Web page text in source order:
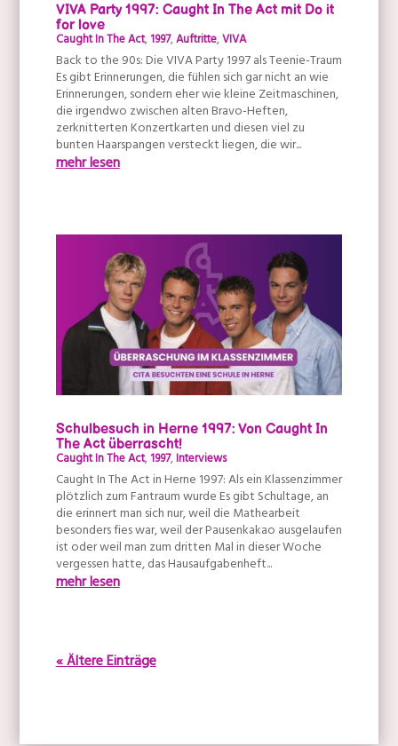
VIVA Party 1997: Caught In The Act mit Do it
for love
Caught In The Act,1997,Auftritte,VIVA
Back to the 90s: Die VIVA Party 1997 als Teenie-Traum
Es gibt Erinnerungen, die fühlen sich gar nicht an wie
Erinnerungen, sondern eher wie kleine Zeitmaschinen,
die irgendwo zwischen alten Bravo-Heften,
zerknitterten Konzertkarten und diesen viel zu
bunten Haarspangen versteckt liegen, die wir...
mehr lesen
Schulbesuch in Herne 1997: Von Caught In
The Act überrascht!
Caught In The Act,1997,Interviews
Caught In The Act in Herne 1997: Als ein Klassenzimmer
plötzlich zum Fantraum wurde Es gibt Schultage, an
die erinnert man sich nur, weil die Mathearbeit
besonders fies war, weil der Pausenkakao ausgelaufen
ist oder weil man zum dritten Mal in dieser Woche
vergessen hatte, das Hausaufgabenheft...
mehr lesen
« Ältere Einträge